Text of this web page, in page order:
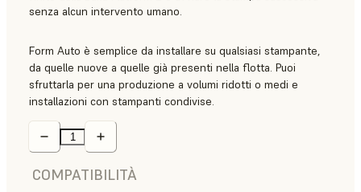
senza alcun intervento umano.
Form Auto è semplice da installare su qualsiasi stampante,
da quelle nuove a quelle già presenti nella flotta. Puoi
sfruttarla per una produzione a volumi ridotti o medi e
installazioni con stampanti condivise.
COMPATIBILITÀ